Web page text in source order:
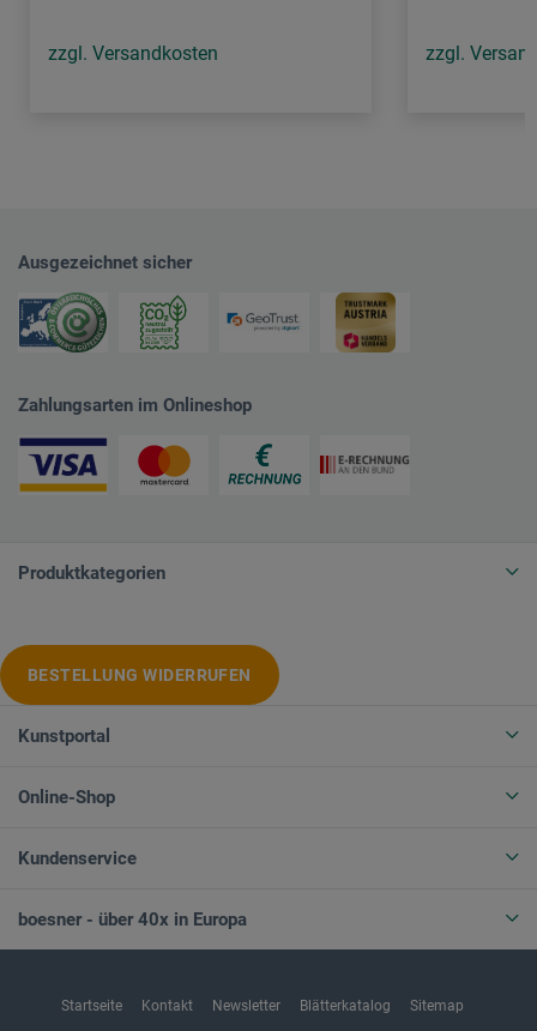
zzgl. Versandkosten zzgl.
Ausgezeichnet sicher
Zahlungsarten im Onlineshop
Produktkategorien
BESTELLUNG WIDERRUFEN
Kunstportal
Online-Shop
Kundenservice
boesner - über 40x in Europa
Startseite Kontakt Newsletter Blätterkatalog Sitemap